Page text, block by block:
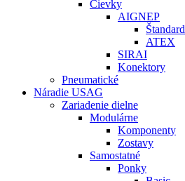
Cievky
AIGNEP
Štandard
ATEX
SIRAI
Konektory
Pneumatické
Náradie USAG
Zariadenie dielne
Modulárne
Komponenty
Zostavy
Samostatné
Ponky